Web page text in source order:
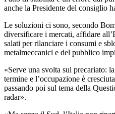
anche la Presidente del consiglio
Le soluzioni ci sono, secondo
diversificare i mercati, affidare
salati per rilanciare i consumi e
metalmeccanici e del pubblico
«Serve una svolta sul precariato:
termine e l’occupazione è
passando poi sul tema della
radar».